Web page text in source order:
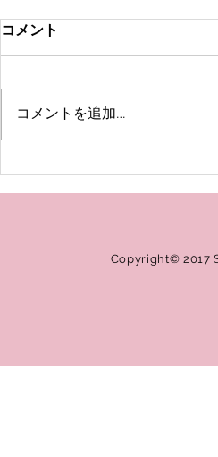
お久しぶりです・・・・
我が家をリフォームいたしま
ムやフェイスブックでは投稿
が、こちらのブログにはすっ
てしまいました。 お許しくだ
コメント
コメントを追加…
Copyright© 2017